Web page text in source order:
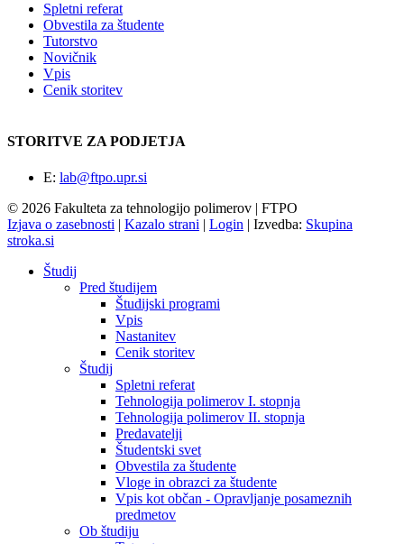
Spletni referat
Obvestila za študente
Tutorstvo
Novičnik
Vpis
Cenik storitev
STORITVE ZA PODJETJA
E: lab@ftpo.upr.si
© 2026 Fakulteta za tehnologijo polimerov | FTPO
Izjava o zasebnosti | Kazalo strani | Login | Izvedba: Skupina
stroka.si
Študij
Pred študijem
Študijski programi
Vpis
Nastanitev
Cenik storitev
Študij
Spletni referat
Tehnologija polimerov I. stopnja
Tehnologija polimerov II. stopnja
Predavatelji
Študentski svet
Obvestila za študente
Vloge in obrazci za študente
Vpis kot občan - Opravljanje posameznih
predmetov
Ob študiju